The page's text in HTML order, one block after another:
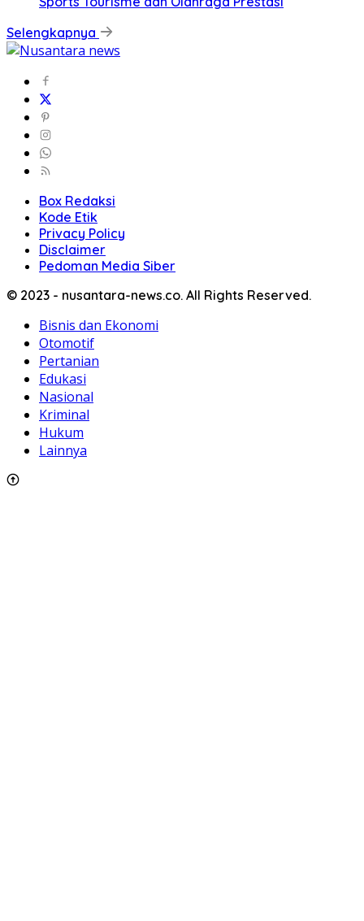
Selengkapnya
Box Redaksi
Kode Etik
Privacy Policy
Disclaimer
Pedoman Media Siber
© 2023 - nusantara-news.co. All Rights Reserved.
Bisnis dan Ekonomi
Otomotif
Pertanian
Edukasi
Nasional
Kriminal
Hukum
Lainnya